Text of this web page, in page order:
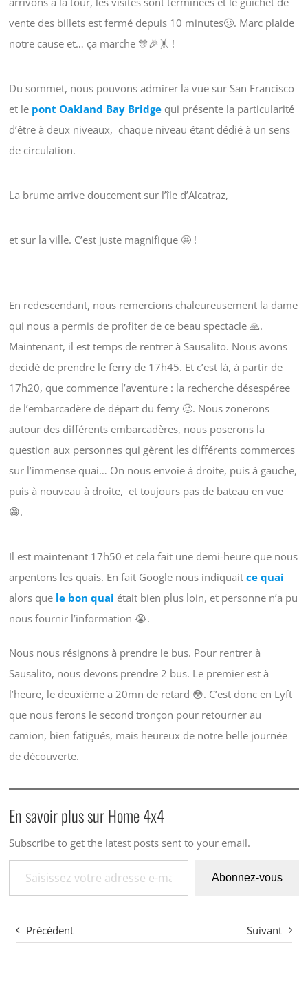
vente des billets est fermé depuis 10 minutes🥴. Marc plaide
notre cause et… ça marche 🎊🎉🤸 !
Du sommet, nous pouvons admirer la vue sur San Francisco
et le pont Oakland Bay Bridgequi présente la particularité
d’être à deux niveaux, chaque niveau étant dédié à un sens
de circulation.
La brume arrive doucement sur l’île d’Alcatraz,
et sur la ville. C’est juste magnifique 🤩 !
En redescendant, nous remercions chaleureusement la dame
qui nous a permis de profiter de ce beau spectacle 🙏.
Maintenant, il est temps de rentrer à Sausalito. Nous avons
decidé de prendre le ferry de 17h45. Et c’est là, à partir de
17h20, que commence l’aventure : la recherche désespéree
de l’embarcadère de départ du ferry 🥴. Nous zonerons
autour des différents embarcadères, nous poserons la
question aux personnes qui gèrent les différents commerces
sur l’immense quai… On nous envoie à droite, puis à gauche,
puis à nouveau à droite, et toujours pas de bateau en vue
😁.
Il est maintenant 17h50 et cela fait une demi-heure que nous
arpentons les quais. En fait Google nous indiquait ce quai
alors que le bon quai était bien plus loin, et personne n’a pu
nous fournir l’information 😭.
Nous nous résignons à prendre le bus. Pour rentrer à
Sausalito, nous devons prendre 2 bus. Le premier est à
l’heure, le deuxième a 20mn de retard 😳. C’est donc en Lyft
que nous ferons le second tronçon pour retourner au
camion, bien fatigués, mais heureux de notre belle journée
de découverte.
En savoir plus sur Home 4x4
Subscribe to get the latest posts sent to your email.
Saisissez votre adresse e-mail…
Abonnez-vous
Précédent Suivant